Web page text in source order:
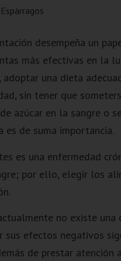
Espárragos
desempeña un
más efectivas en la
adoptar una dieta
sin tener que
azúcar en la sangre o
es de suma importancia.
es una enfermedad
por ello, elegir los
no existe
sus efectos negativos
de prestar